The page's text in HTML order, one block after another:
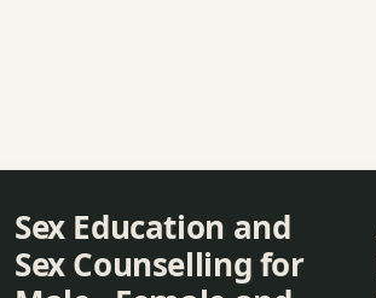
Sex Education and
Sex Counselling for